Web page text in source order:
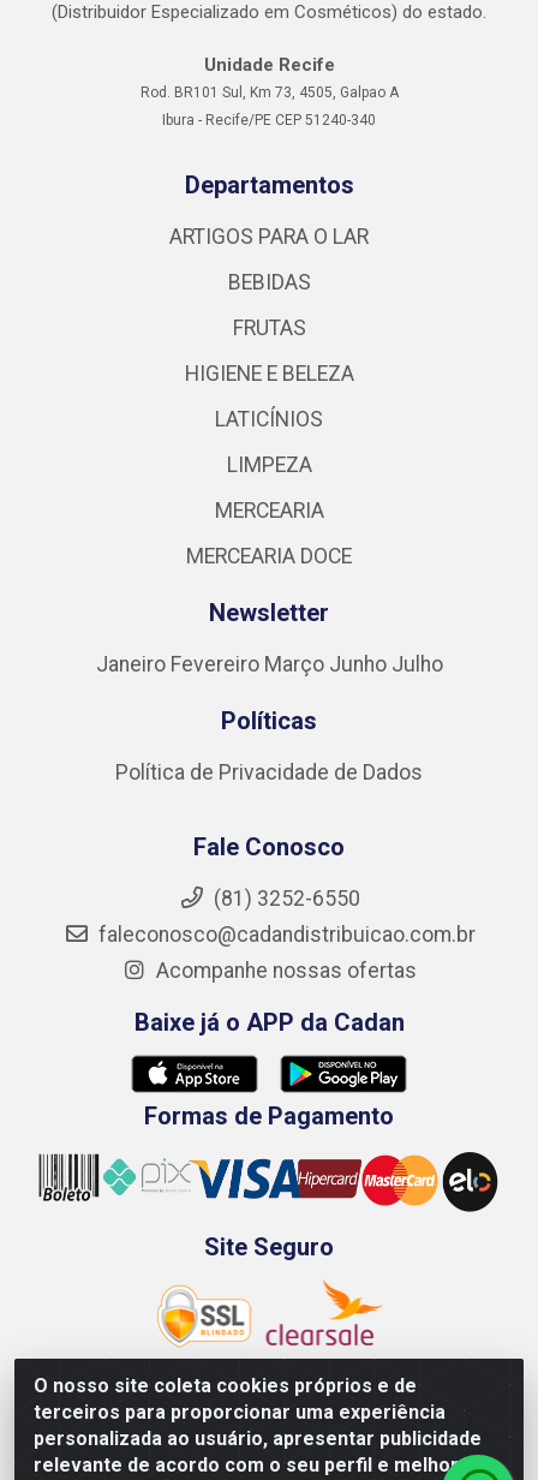
O nosso site coleta cookies próprios e de
terceiros para proporcionar uma experiência
personalizada ao usuário, apresentar publicidade
relevante de acordo com o seu perfil e melhorar a
(Distribuidor Especializado em Cosméticos) do estado.
Unidade Recife
Rod. BR101 Sul, Km 73, 4505, Galpao A
Ibura - Recife/PE CEP 51240-340
Departamentos
ARTIGOS PARA O LAR
BEBIDAS
FRUTAS
HIGIENE E BELEZA
LATICÍNIOS
LIMPEZA
MERCEARIA
MERCEARIA DOCE
Newsletter
Janeiro Fevereiro Março Junho Julho
Políticas
Política de Privacidade de Dados
Fale Conosco
(81) 3252-6550
faleconosco@cadandistribuicao.com.br
Acompanhe nossas ofertas
Baixe já o APP da Cadan
Formas de Pagamento
Site Seguro
Rod. BR-101 Sul, Km 73, 4505, Galpão A, Ibura -
Recife/PE - CEP 51240-340 - CNPJ 70.089.974/0001-79